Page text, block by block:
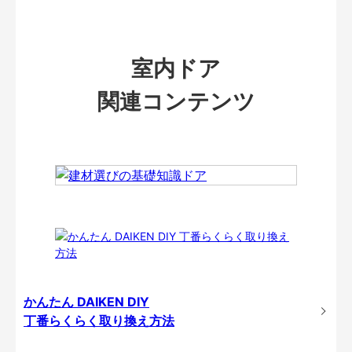
室内ドア
関連コンテンツ
かんたん DAIKEN DIY
丁番らくらく取り換え方法